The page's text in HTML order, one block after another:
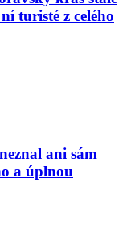
turisté z celého
ani sám
a úplnou